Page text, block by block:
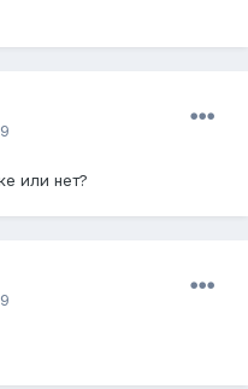
или нет?